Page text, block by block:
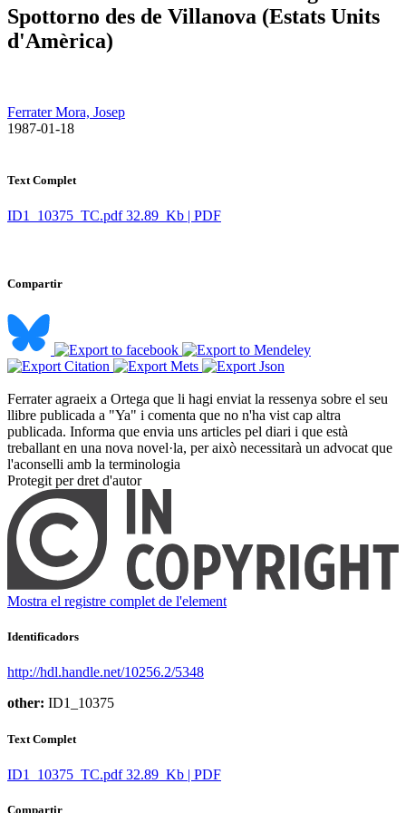
Spottorno des de Villanova (Estats Units
d'Amèrica)
Ferrater Mora, Josep
​ 1987-01-18
Text Complet
ID1_10375_TC.pdf 32.89 Kb | PDF
Compartir
Ferrater agraeix a Ortega que li hagi enviat la ressenya sobre el seu
llibre publicada a "Ya" i comenta que no n'ha vist cap altra
publicada. Informa que envia uns articles pel diari i que està
treballant en una nova novel·la, per això necessitarà un advocat que
l'aconselli amb la terminologia ​
Protegit per dret d'autor
Mostra el registre complet de l'element
Identificadors
http://hdl.handle.net/10256.2/5348
other: ID1_10375
Text Complet
ID1_10375_TC.pdf 32.89 Kb | PDF
Compartir